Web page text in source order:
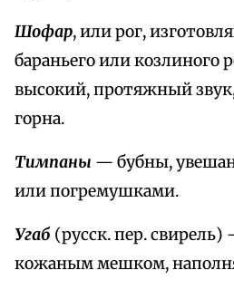
Шофар, или рог,
бараньего или козлиного
высокий, протяжный
горна.
Тимпаны — бубны,
или погремушками.
Угаб (русск. пер.
кожаным мешком,